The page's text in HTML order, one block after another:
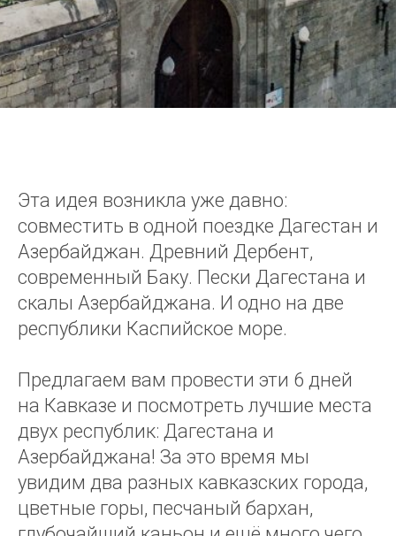
Эта идея возникла уже давно:
совместить в одной поездке Дагестан и
Азербайджан. Древний Дербент,
современный Баку. Пески Дагестана и
скалы Азербайджана. И одно на две
республики Каспийское море.
Предлагаем вам провести эти 6 дней
на Кавказе и посмотреть лучшие места
двух республик: Дагестана и
Азербайджана! За это время мы
увидим два разных кавказских города,
цветные горы, песчаный бархан,